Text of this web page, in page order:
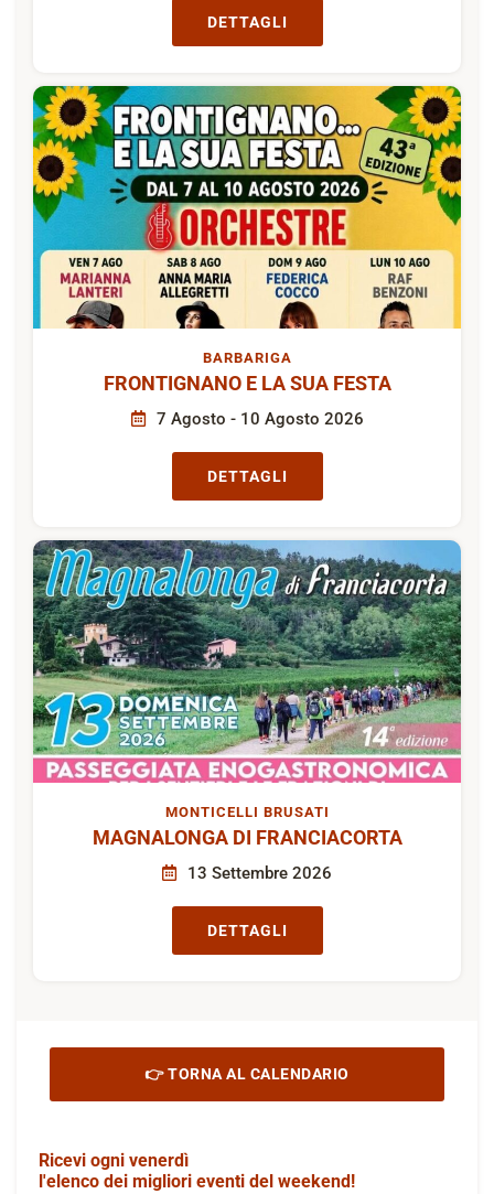
DETTAGLI
BARBARIGA
FRONTIGNANO E LA SUA FESTA
7 Agosto - 10 Agosto 2026
DETTAGLI
MONTICELLI BRUSATI
MAGNALONGA DI FRANCIACORTA
13 Settembre 2026
DETTAGLI
👉 TORNA AL CALENDARIO
Ricevi ogni venerdì
l'elenco dei migliori eventi del weekend!